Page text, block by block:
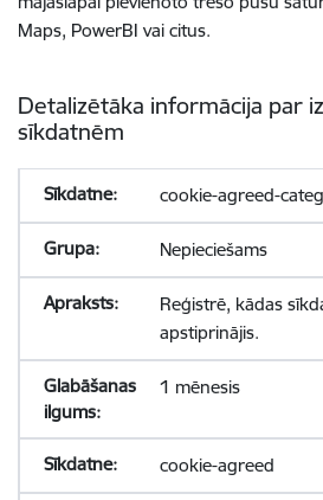
Maps, PowerBI vai citus.
Detalizētāka informācija par
sīkdatnēm
cookie-agreed-
Nepieciešams
Reģistrē, kādas
apstiprinājis.
1 mēnesis
cookie-agreed